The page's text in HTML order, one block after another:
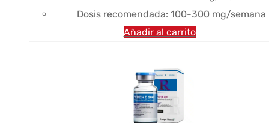
Dosis recomendada: 100-300 mg/semana
Añadir al carrito